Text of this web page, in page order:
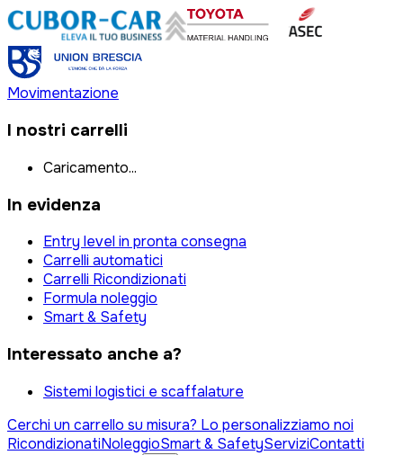
Movimentazione
I nostri carrelli
Caricamento...
In evidenza
Entry level in pronta consegna
Carrelli automatici
Carrelli Ricondizionati
Formula noleggio
Smart & Safety
Interessato anche a?
Sistemi logistici e scaffalature
Cerchi un carrello su misura? Lo personalizziamo noi
RicondizionatiNoleggioSmart & SafetyServiziContatti